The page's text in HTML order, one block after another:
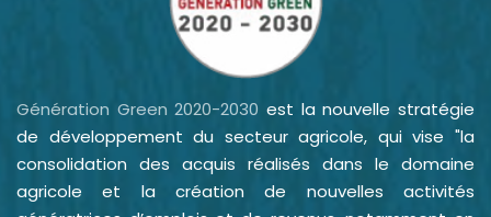
Génération Green 2020-2030 est la nouvelle stratégie
de développement du secteur agricole, qui vise "la
consolidation des acquis réalisés dans le domaine
agricole et la création de nouvelles activités